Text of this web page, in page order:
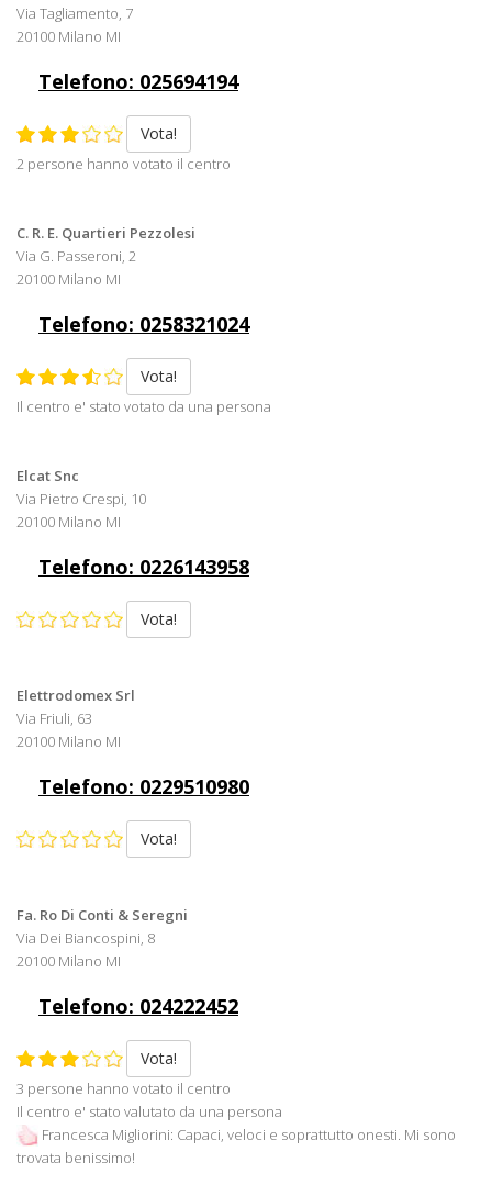
Via Tagliamento, 7
20100 Milano MI
Telefono: 025694194
Vota!
2 persone hanno votato il centro
C. R. E. Quartieri Pezzolesi
Via G. Passeroni, 2
20100 Milano MI
Telefono: 0258321024
Vota!
Il centro e' stato votato da una persona
Elcat Snc
Via Pietro Crespi, 10
20100 Milano MI
Telefono: 0226143958
Vota!
Elettrodomex Srl
Via Friuli, 63
20100 Milano MI
Telefono: 0229510980
Vota!
Fa. Ro Di Conti & Seregni
Via Dei Biancospini, 8
20100 Milano MI
Telefono: 024222452
Vota!
3 persone hanno votato il centro
Il centro e' stato valutato da una persona
Francesca Migliorini: Capaci, veloci e soprattutto onesti. Mi sono
trovata benissimo!